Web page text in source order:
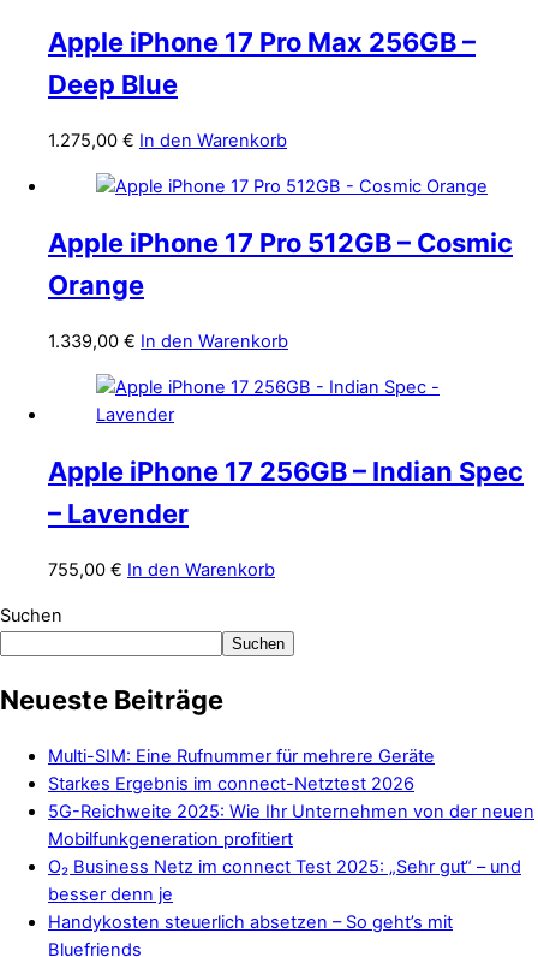
Apple iPhone 17 Pro Max 256GB –
Deep Blue
1.275,00 € In den Warenkorb
Apple iPhone 17 Pro 512GB – Cosmic
Orange
1.339,00 € In den Warenkorb
Apple iPhone 17 256GB – Indian Spec
– Lavender
755,00 € In den Warenkorb
Suchen
Suchen
Neueste Beiträge
Multi-SIM: Eine Rufnummer für mehrere Geräte
Starkes Ergebnis im connect-Netztest 2026
5G-Reichweite 2025: Wie Ihr Unternehmen von der neuen
Mobilfunkgeneration profitiert
O₂ Business Netz im connect Test 2025: „Sehr gut“ – und
besser denn je
Handykosten steuerlich absetzen – So geht’s mit
Bluefriends